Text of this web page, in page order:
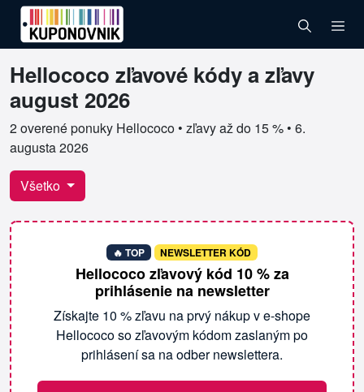
Hellococo zľavové kódy a zľavy
august 2026
2 overené ponuky Hellococo • zľavy až do 15 % • 6.
augusta 2026
Overené kupóny pre Hellococo
Všetko
🔥 TOP NEWSLETTER KÓD
Hellococo zľavový kód 10 % za
prihlásenie na newsletter
Získajte 10 % zľavu na prvý nákup v e-shope
Hellococo so zľavovým kódom zaslaným po
prihlásení sa na odber newslettera.